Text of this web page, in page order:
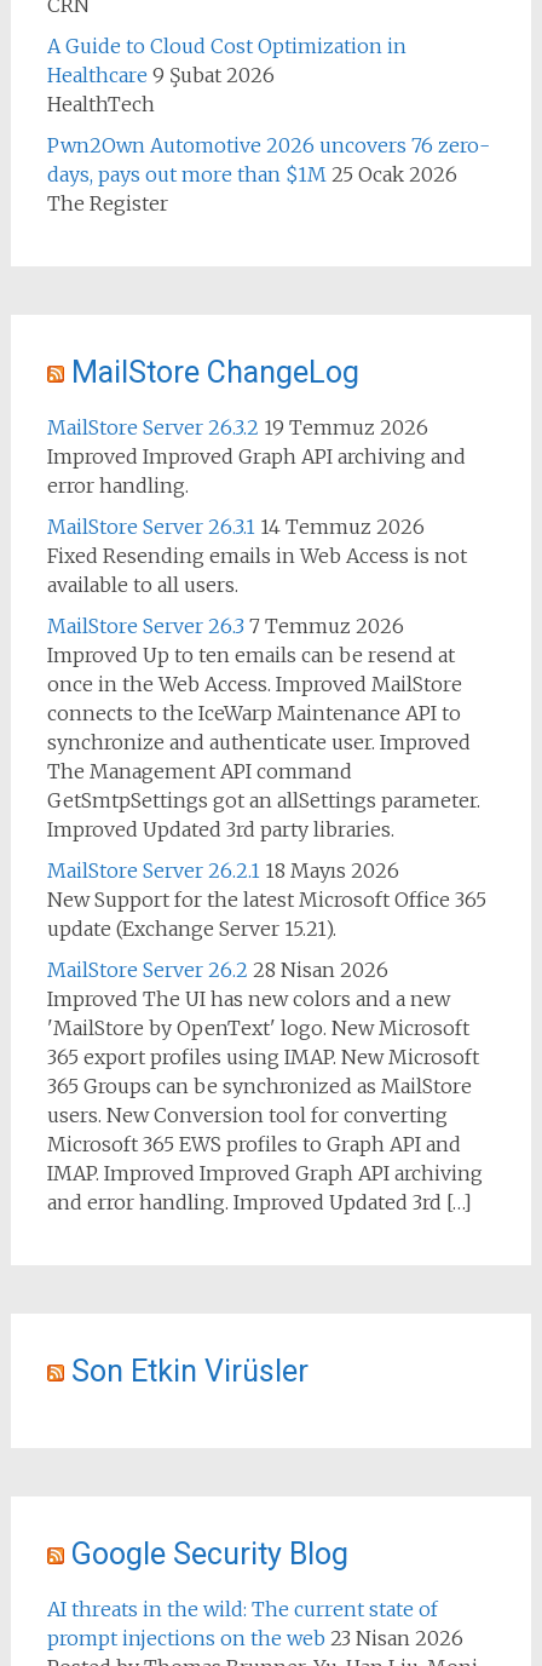
A Guide to Cloud Cost Optimization in
Healthcare 9 Şubat 2026
HealthTech
Pwn2Own Automotive 2026 uncovers 76 zero-
days, pays out more than $1M 25 Ocak 2026
The Register
MailStore ChangeLog
MailStore Server 26.3.2 19 Temmuz 2026
Improved Improved Graph API archiving and
error handling.
MailStore Server 26.3.1 14 Temmuz 2026
Fixed Resending emails in Web Access is not
available to all users.
MailStore Server 26.3 7 Temmuz 2026
Improved Up to ten emails can be resend at
once in the Web Access. Improved MailStore
connects to the IceWarp Maintenance API to
synchronize and authenticate user. Improved
The Management API command
GetSmtpSettings got an allSettings parameter.
Improved Updated 3rd party libraries.
MailStore Server 26.2.1 18 Mayıs 2026
New Support for the latest Microsoft Office 365
update (Exchange Server 15.21).
MailStore Server 26.2 28 Nisan 2026
Improved The UI has new colors and a new
'MailStore by OpenText' logo. New Microsoft
365 export profiles using IMAP. New Microsoft
365 Groups can be synchronized as MailStore
users. New Conversion tool for converting
Microsoft 365 EWS profiles to Graph API and
IMAP. Improved Improved Graph API archiving
and error handling. Improved Updated 3rd […]
Son Etkin Virüsler
Google Security Blog
AI threats in the wild: The current state of
prompt injections on the web 23 Nisan 2026